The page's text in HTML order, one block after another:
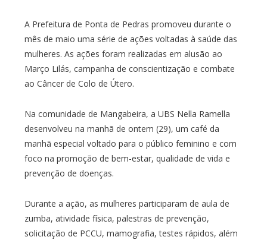
A Prefeitura de Ponta de Pedras promoveu durante o
mês de maio uma série de ações voltadas à saúde das
mulheres. As ações foram realizadas em alusão ao
Março Lilás, campanha de conscientização e combate
ao Câncer de Colo de Útero.
Na comunidade de Mangabeira, a UBS Nella Ramella
desenvolveu na manhã de ontem (29), um café da
manhã especial voltado para o público feminino e com
foco na promoção de bem-estar, qualidade de vida e
prevenção de doenças.
Durante a ação, as mulheres participaram de aula de
zumba, atividade física, palestras de prevenção,
solicitação de PCCU, mamografia, testes rápidos, além